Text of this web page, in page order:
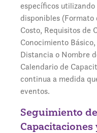
específicos
disponibles (Formato
Costo, Requisitos de
Conocimiento
Distancia o Nombre
Calendario de
continua a medida
eventos.
Seguimiento